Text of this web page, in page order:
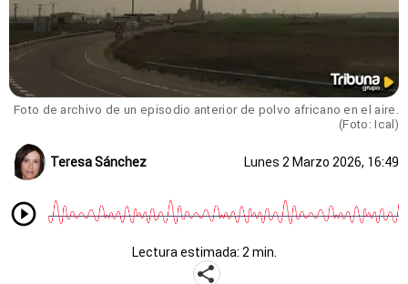
Foto de archivo de un episodio anterior de polvo africano en el aire.
(Foto: Ical)
Teresa Sánchez Lunes 2 Marzo 2026, 16:49
Lectura estimada: 2 min.